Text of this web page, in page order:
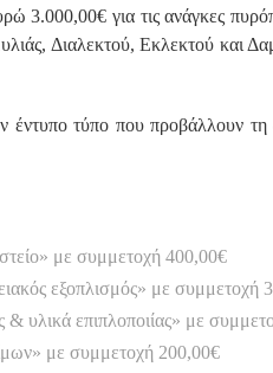
3.000,00€ για τις ανάγκες
Διαλεκτού, Εκλεκτού και
έντυπο τύπο που προβάλλουν τη
με συμμετοχή 400,00€
εξοπλισμός» με συμμετοχή
επιπλοποιίας» με
με συμμετοχή 200,00€